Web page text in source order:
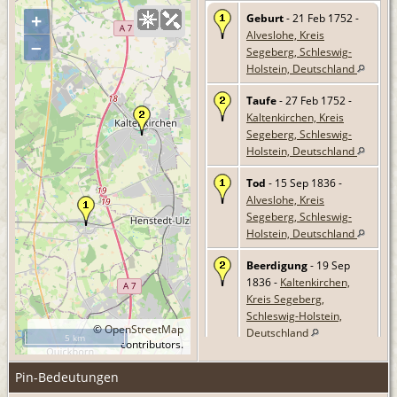
+
–
©OpenStreetMap
contributors.
5 km
Geburt- 21 Feb 1752 -
Alveslohe, Kreis
Segeberg, Schleswig-
Holstein, Deutschland
Taufe- 27 Feb 1752 -
Kaltenkirchen, Kreis
Segeberg, Schleswig-
Holstein, Deutschland
Tod - 15 Sep 1836 -
Alveslohe, Kreis
Segeberg, Schleswig-
Holstein, Deutschland
Beerdigung- 19 Sep
1836 - Kaltenkirchen,
Kreis Segeberg,
Schleswig-Holstein,
Deutschland
Pin-Bedeutungen